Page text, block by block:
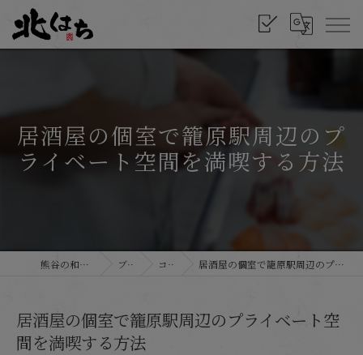
居酒屋の個室で籠原駅周辺のプ
ライベート空間を満喫する方法
熊谷の和食なら北はち ブログ コラム 居酒屋の個室で籠原駅周辺のプライベート空間を満喫する方法
居酒屋の個室で籠原駅周辺のプライベート空
間を満喫する方法